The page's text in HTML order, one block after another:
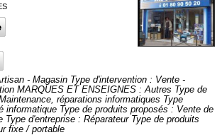
- Magasin Type d'intervention : Vente -
MARQUES ET ENSEIGNES : Autres Type de
réparations informatiques Type
informatique Type de produits proposés : Vente de
Type d'entreprise : Réparateur Type de produits
fixe / portable